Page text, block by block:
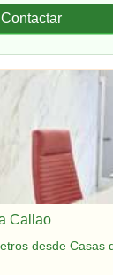
Contactar
Callao
desde Casas